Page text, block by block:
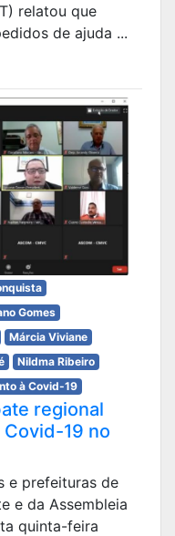
relatou que
de ajuda ...
Gomes
Márcia Viviane
Nildma Ribeiro
à Covid-19
regional
19 no
e prefeituras de
e da Assembleia
quinta-feira